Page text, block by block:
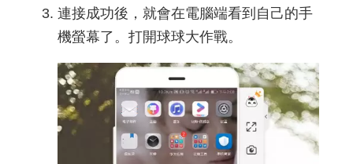
連接成功後，就會在電腦端看到自己的手
機螢幕了。打開球球大作戰。